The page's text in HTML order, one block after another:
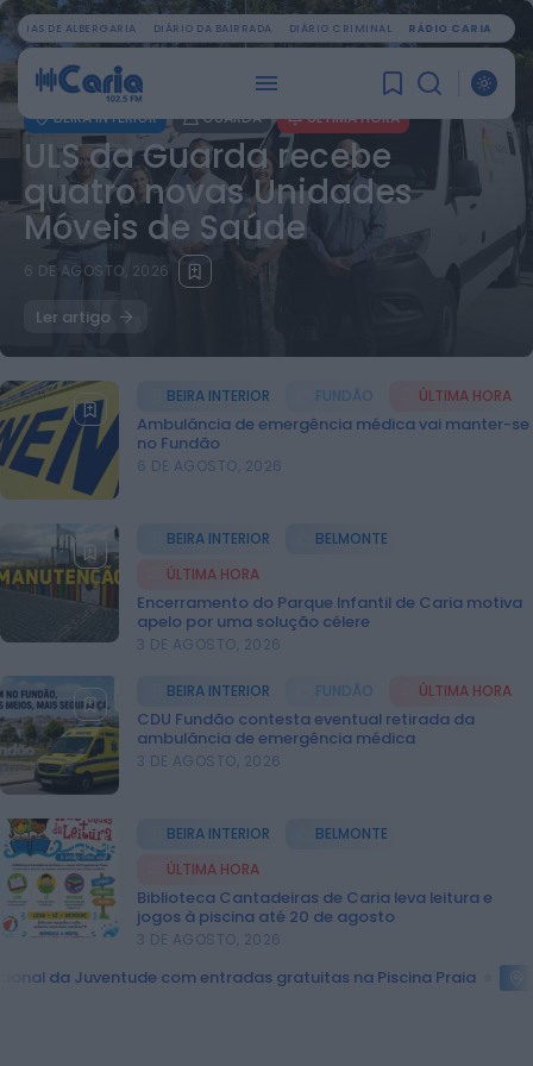
DE ALBERGARIA DIÁRIO DA BAIRRADA DIÁRIO CRIMINAL RÁDIO CARIA
PROCURAR
ÚLTIMA HORA
OuTonalidades apresenta Bolsa de
Grupos para 2027 com 48 projetos
musicais pré-selecionados
Rádio Caria
Centum Cellas entra na fase decisiva
das Novas 7 Maravilhas de Portugal
ULS da Guarda recebe quatro novas
Unidades Móveis de Saúde
HOJE, 23:17
Rádio Caria
BEIRA INTERIOR GUARDA ÚLTIMA HORA
ULS da Guarda recebe
quatro novas Unidades
Móveis de Saúde
6 DE AGOSTO, 2026
Ler artigo
BEIRA INTERIOR FUNDÃO ÚLTIMA HORA
Ambulância de emergência médica vai manter-se
no Fundão
6 DE AGOSTO, 2026
BEIRA INTERIOR
BELMONTE
ÚLTIMA HORA
Encerramento do Parque Infantil de Caria motiva
apelo por uma solução célere
3 DE AGOSTO, 2026
BEIRA INTERIOR FUNDÃO ÚLTIMA HORA
CDU Fundão contesta eventual retirada da
ambulância de emergência médica
3 DE AGOSTO, 2026
BEIRA INTERIOR
BELMONTE
ÚLTIMA HORA
Biblioteca Cantadeiras de Caria leva leitura e
jogos à piscina até 20 de agosto
3 DE AGOSTO, 2026
na Piscina Praia BEIRA INTERIOR Castelo de